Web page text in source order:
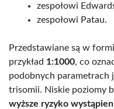
zespołowi
zespołowi Patau.
Przedstawiane są w
przykład 1:1000, co
podobnych parametrach
trisomii. Niskie poziomy
wyższe ryzyko